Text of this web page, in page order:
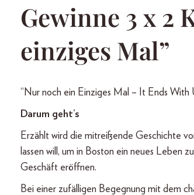
Gewinne 3 x 2
einziges Mal”
“Nur noch ein Einziges Mal – It Ends With
Darum geht’s
Erzählt wird die mitreißende Geschichte
lassen will, um in Boston ein neues Leben
Geschäft eröffnen.
Bei einer zufälligen Begegnung mit dem